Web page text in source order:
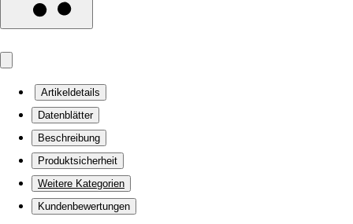
Artikeldetails
Datenblätter
Beschreibung
Produktsicherheit
Weitere Kategorien
Kundenbewertungen